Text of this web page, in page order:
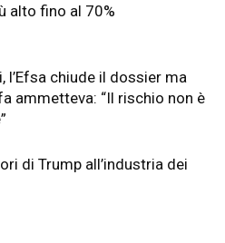
alto fino al 70%
l’Efsa chiude il dossier ma
ammetteva: “Il rischio non è
di Trump all’industria dei